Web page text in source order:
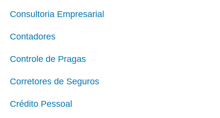
Consultoria Empresarial
Contadores
Controle de Pragas
Corretores de Seguros
Crédito Pessoal